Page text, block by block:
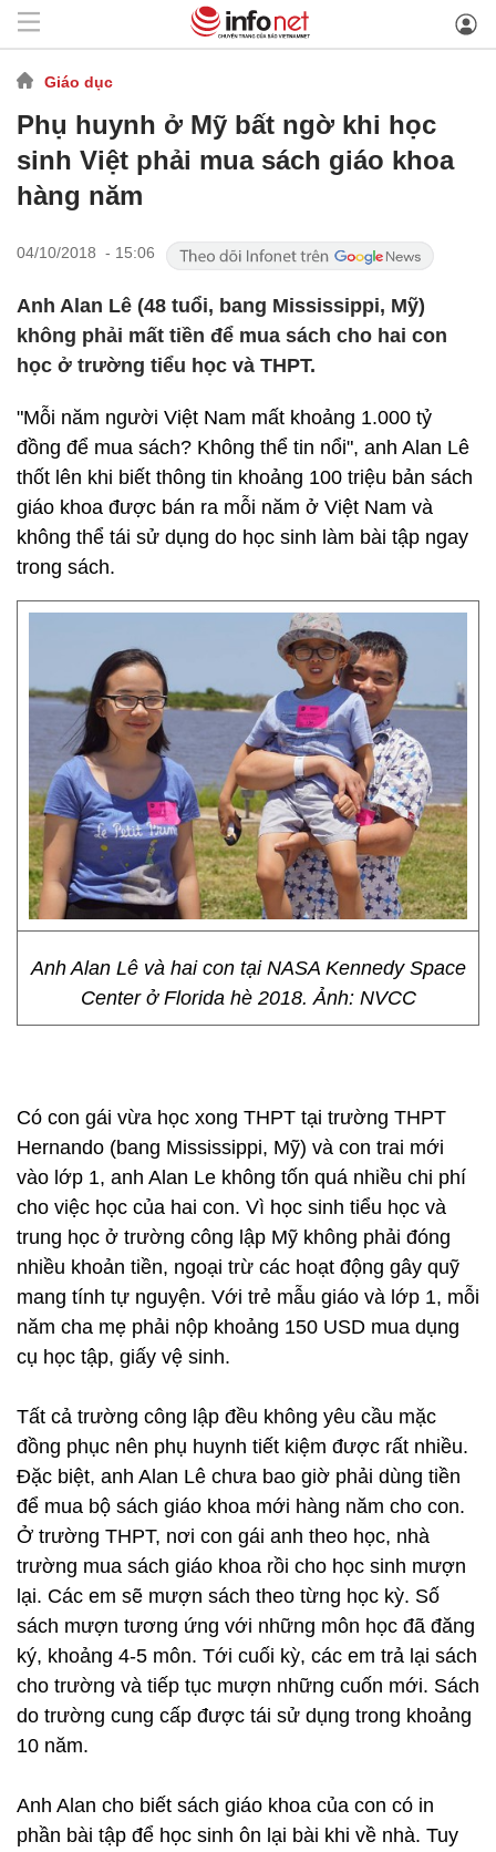
Giáo dục
Phụ huynh ở Mỹ bất ngờ khi học
sinh Việt phải mua sách giáo khoa
hàng năm
04/10/2018 - 15:06
Anh Alan Lê (48 tuổi, bang Mississippi, Mỹ)
không phải mất tiền để mua sách cho hai con
học ở trường tiểu học và THPT.
"Mỗi năm người Việt Nam mất khoảng 1.000 tỷ
đồng để mua sách? Không thể tin nổi", anh Alan Lê
thốt lên khi biết thông tin khoảng 100 triệu bản sách
giáo khoa được bán ra mỗi năm ở Việt Nam và
không thể tái sử dụng do học sinh làm bài tập ngay
trong sách.
Anh Alan Lê và hai con tại NASA Kennedy Space
Center ở Florida hè 2018. Ảnh: NVCC
Có con gái vừa học xong THPT tại trường THPT
Hernando (bang Mississippi, Mỹ) và con trai mới
vào lớp 1, anh Alan Le không tốn quá nhiều chi phí
cho việc học của hai con. Vì học sinh tiểu học và
trung học ở trường công lập Mỹ không phải đóng
nhiều khoản tiền, ngoại trừ các hoạt động gây quỹ
mang tính tự nguyện. Với trẻ mẫu giáo và lớp 1, mỗi
năm cha mẹ phải nộp khoảng 150 USD mua dụng
cụ học tập, giấy vệ sinh.
Tất cả trường công lập đều không yêu cầu mặc
đồng phục nên phụ huynh tiết kiệm được rất nhiều.
Đặc biệt, anh Alan Lê chưa bao giờ phải dùng tiền
để mua bộ sách giáo khoa mới hàng năm cho con.
Ở trường THPT, nơi con gái anh theo học, nhà
trường mua sách giáo khoa rồi cho học sinh mượn
lại. Các em sẽ mượn sách theo từng học kỳ. Số
sách mượn tương ứng với những môn học đã đăng
ký, khoảng 4-5 môn. Tới cuối kỳ, các em trả lại sách
cho trường và tiếp tục mượn những cuốn mới. Sách
do trường cung cấp được tái sử dụng trong khoảng
10 năm.
Anh Alan cho biết sách giáo khoa của con có in
phần bài tập để học sinh ôn lại bài khi về nhà. Tuy